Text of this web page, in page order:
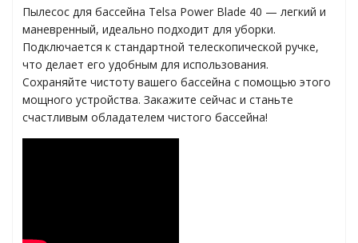
для
промышленности
Пылесос для бассейна Telsa Power Blade 40 — легкий и
маневренный, идеально подходит для уборки.
Подключается к стандартной телескопической ручке,
что делает его удобным для использования.
Сохраняйте чистоту вашего бассейна с помощью этого
мощного устройства. Закажите сейчас и станьте
счастливым обладателем чистого бассейна!